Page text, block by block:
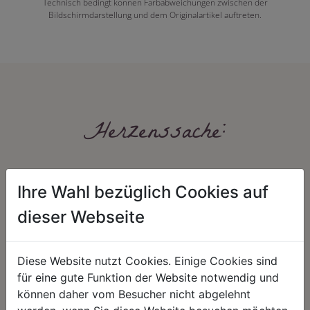
Technisch bedingt können Farbabweichungen zwischen der
Bildschirmdarstellung und dem Originalartikel auftreten.
Herzenssache:
HARMONIE
Unser Sortiment steht für ein
positives Lebensgefühl. Wir
FAIRNESS
Nicht immer ist der günstigste Preis
auch ein guter Preis. Wir handeln
Ihre Wahl bezüglich Cookies auf
dieser Webseite
Diese Website nutzt Cookies. Einige Cookies sind
für eine gute Funktion der Website notwendig und
können daher vom Besucher nicht abgelehnt